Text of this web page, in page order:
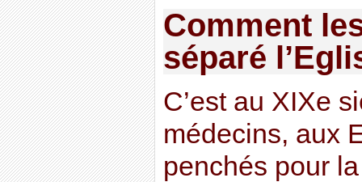
Comment
séparé
C’est au XIXe
médecins, aux
penchés pour